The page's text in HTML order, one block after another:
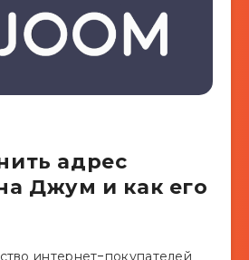
адрес
Джум и как его